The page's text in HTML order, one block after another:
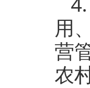
用
营
农